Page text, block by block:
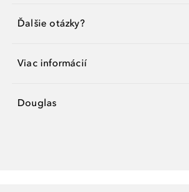
Ďalšie otázky?
Viac informácií
Douglas